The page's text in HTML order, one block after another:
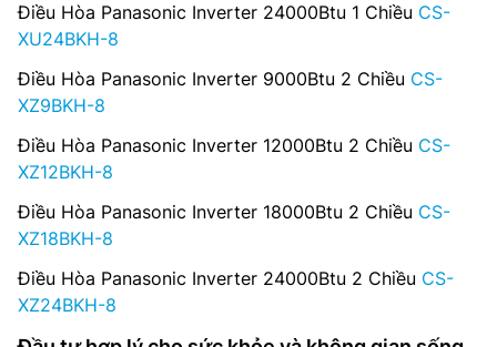
Điều Hòa Panasonic Inverter 24000Btu 1 Chiều CS-
XU24BKH-8
Điều Hòa Panasonic Inverter 9000Btu 2 Chiều CS-
XZ9BKH-8
Điều Hòa Panasonic Inverter 12000Btu 2 Chiều CS-
XZ12BKH-8
Điều Hòa Panasonic Inverter 18000Btu 2 Chiều CS-
XZ18BKH-8
Điều Hòa Panasonic Inverter 24000Btu 2 Chiều CS-
XZ24BKH-8